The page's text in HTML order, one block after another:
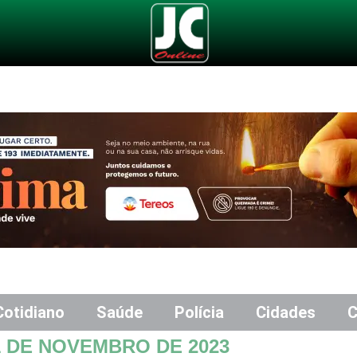
Saúde Polícia Cidades
DE NOVEMBRO DE 2023